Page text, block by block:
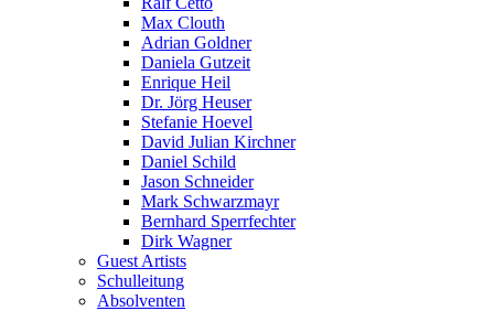
Max Clouth
Adrian Goldner
Daniela Gutzeit
Enrique Heil
Dr. Jörg Heuser
Stefanie Hoevel
David Julian Kirchner
Daniel Schild
Jason Schneider
Mark Schwarzmayr
Bernhard Sperrfechter
Dirk Wagner
Guest Artists
Schulleitung
Absolventen